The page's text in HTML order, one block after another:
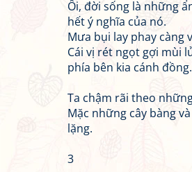
Ôi, đời sống là những
hết ý nghĩa của nó.
Mưa bụi lay phay càng
Cái vị rét ngọt gợi mùi
phía bên kia cánh đồng.
Ta chậm rãi theo
Mặc những cây bàng
lặng.
3